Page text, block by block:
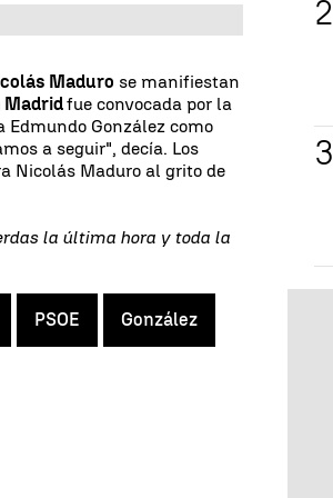
Maduro se manifiestan
Madridfue convocada por la
González como
a seguir", decía. Los
Nicolás Maduro al grito de
la última hora y toda la
PSOE González